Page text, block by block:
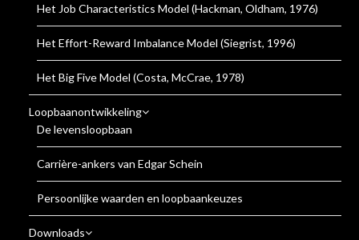
Het Job Characteristics Model (Hackman, Oldham, 1976)
Het Effort-Reward Imbalance Model (Siegrist, 1996)
Het Big Five Model (Costa, McCrae, 1978)
Loopbaanontwikkeling
De levensloopbaan
Carrière-ankers van Edgar Schein
Persoonlijke waarden en loopbaankeuzes
Downloads